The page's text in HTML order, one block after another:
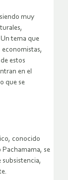
muy
tema que
estos
en el
que se
conocido
se